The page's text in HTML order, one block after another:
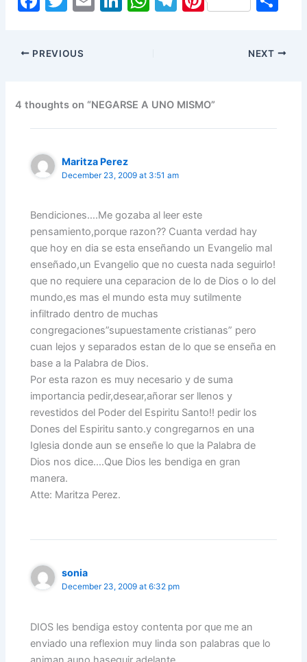
c
e
o
o
k
itt
er
n
p
p
m
ar
PREVIOUS NEXT
4 thoughts on “NEGARSE A UNO MISMO”
Maritza Perez
December 23, 2009 at 3:51 am
Bendiciones….Me gozaba al leer este
pensamiento,porque razon?? Cuanta verdad hay
que hoy en dia se esta enseñando un Evangelio mal
enseñado,un Evangelio que no cuesta nada seguirlo!
que no requiere una ceparacion de lo de Dios o lo del
mundo,es mas el mundo esta muy sutilmente
infiltrado dentro de muchas
congregaciones”supuestamente cristianas” pero
cuan lejos y separados estan de lo que se enseña en
base a la Palabra de Dios.
Por esta razon es muy necesario y de suma
importancia pedir,desear,añorar ser llenos y
revestidos del Poder del Espiritu Santo!! pedir los
Dones del Espiritu santo.y congregarnos en una
Iglesia donde aun se enseñe lo que la Palabra de
Dios nos dice….Que Dios les bendiga en gran
manera.
Atte: Maritza Perez.
sonia
December 23, 2009 at 6:32 pm
DIOS les bendiga estoy contenta por que me an
enviado una reflexion muy linda son palabras que lo